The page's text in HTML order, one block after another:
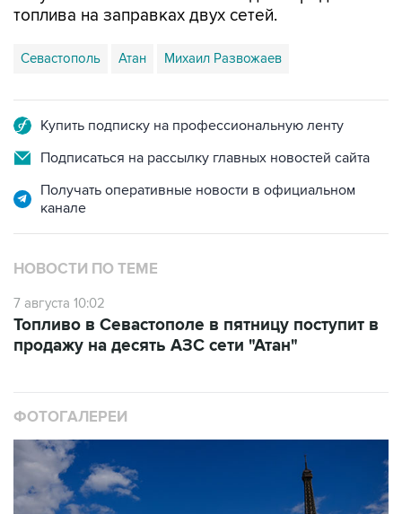
Севастополь Атан Михаил Развожаев
Подписаться на рассылку главных новостей сайта
Получать оперативные новости в официальном
НОВОСТИ ПО ТЕМЕ
7 августа 10:02
продажу на десять АЗС сети "Атан"